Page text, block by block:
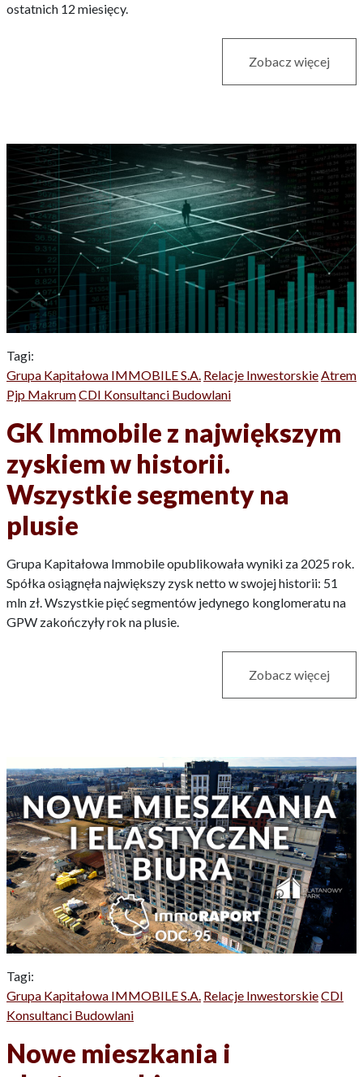
ostatnich 12 miesięcy.
Zobacz więcej
Tagi:
Grupa Kapitałowa IMMOBILE S.A. Relacje Inwestorskie Atrem
Pjp MakrumCDI Konsultanci Budowlani
GK Immobile z największym
zyskiem w historii.
Wszystkie segmenty na
plusie
Grupa Kapitałowa Immobile opublikowała wyniki za 2025 rok.
Spółka osiągnęła największy zysk netto w swojej historii: 51
mln zł. Wszystkie pięć segmentów jedynego konglomeratu na
GPW zakończyły rok na plusie.
Zobacz więcej
Tagi:
Grupa Kapitałowa IMMOBILE S.A. Relacje InwestorskieCDI
Konsultanci Budowlani
Nowe mieszkania i